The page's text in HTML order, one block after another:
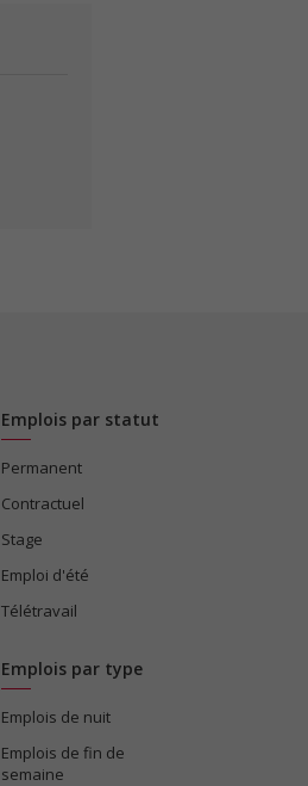
Emplois par statut
Permanent
Contractuel
Stage
Emploi d'été
Télétravail
Emplois par type
Emplois de nuit
Emplois de fin de
semaine